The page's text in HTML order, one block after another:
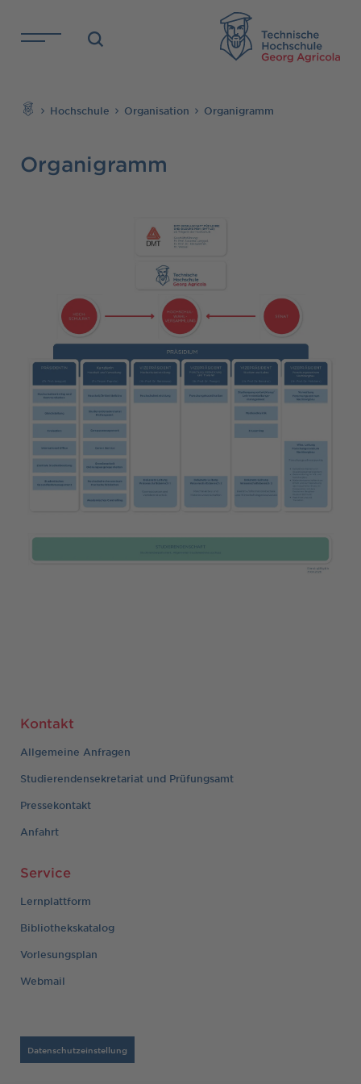
Direkt zu den Inhalten springen
Hochschule Organisation Organigramm
Organigramm
Kontakt
Allgemeine Anfragen
Studierendensekretariat und Prüfungsamt
Pressekontakt
Anfahrt
Service
Lernplattform
Bibliothekskatalog
Vorlesungsplan
Webmail
Datenschutzeinstellung